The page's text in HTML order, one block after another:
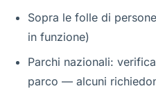
Sopra le folle di
in funzione)
Parchi nazionali:
parco — alcuni